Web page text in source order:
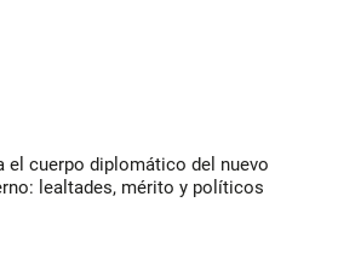
el cuerpo diplomático del nuevo
lealtades, mérito y políticos